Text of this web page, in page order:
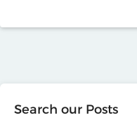
Search our Posts